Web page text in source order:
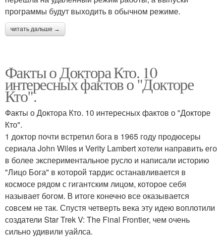
программы будут выходить в обычном режиме.
читать дальше →
Факты о Доктора Кто. 10
интересных фактов о "Докторе
Кто".
Факты о Доктора Кто. 10 интересных фактов о "Докторе
Кто".
1 доктор почти встретил бога в 1965 году продюсеры
сериала John Wiles и Verity Lambert хотели направить его
в более экспериментальное русло и написали историю
"Лицо Бога" в которой тардис останавливается в
космосе рядом с гигантским лицом, которое себя
называет богом. В итоге конечно все оказывается
совсем не так. Спустя четверть века эту идею воплотили
создатели Star Trek V: The Final Frontier, чем очень
сильно удивили уайлса.